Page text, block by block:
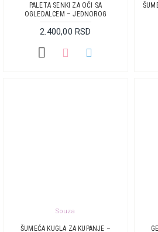
PALETA SENKI ZA OČI SA
OGLEDALCEM – JEDNOROG
2.400,00 RSD
Souza
ŠUMEĆA KUGLA ZA KUPANJE –